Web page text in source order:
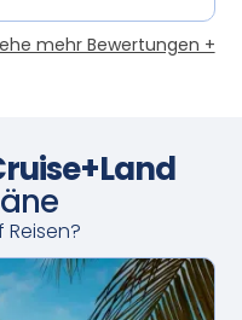
mehr Bewertungen +
Reisen?